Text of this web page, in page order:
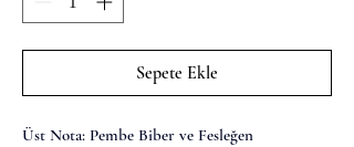
Sepete Ekle
Üst Nota: Pembe Biber ve Fesleğen